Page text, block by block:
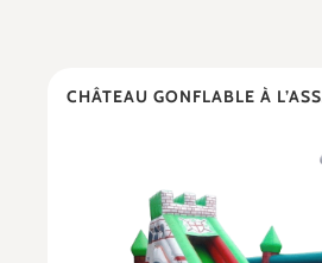
CHÂTEAU GONFLABLE À